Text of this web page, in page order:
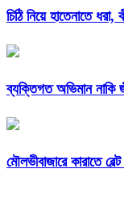
চিঠি নিয়ে হাতেনাতে
ব্যক্তিগত অভিমান নাকি
মৌলভীবাজারে কারাতে